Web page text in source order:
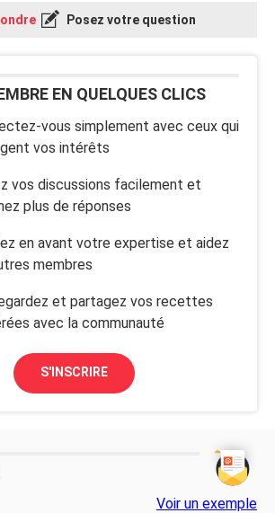
Posez votre question
EN QUELQUES CLICS
vous simplement avec ceux qui
vos intérêts
vos discussions facilement et
plus de réponses
en avant votre expertise et aidez
membres
et partagez vos recettes
avec la communauté
S'INSCRIRE
Voir un exemple